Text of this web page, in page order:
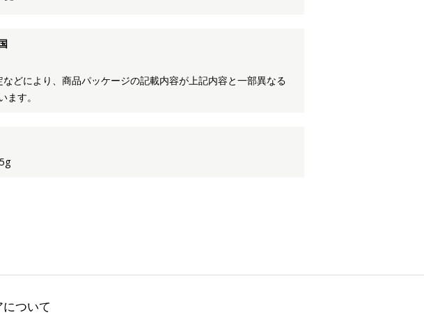
どにより、商品パッケージの記載内容が上記内容と一部異なる
ます。
ついて